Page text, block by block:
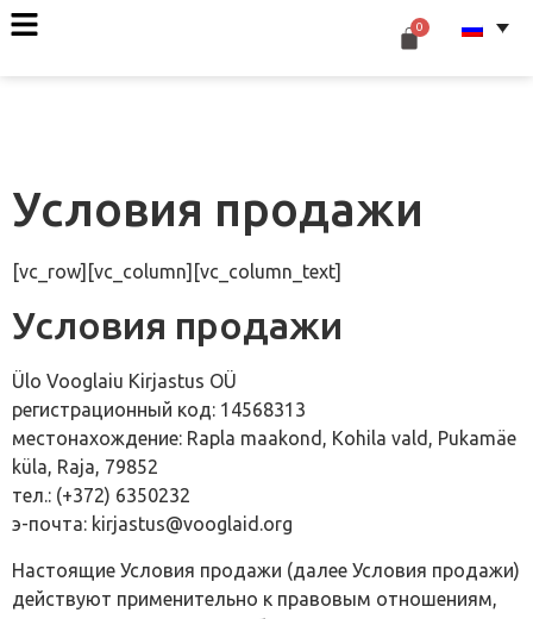
Условия продажи
[vc_row][vc_column][vc_column_text]
Условия продажи
Ülo Vooglaiu Kirjastus OÜ
регистрационный код: 14568313
местонахождение: Rapla maakond, Kohila vald, Pukamäe
küla, Raja, 79852
тел.: (+372) 6350232
э-почта: kirjastus@vooglaid.org
Настоящие Условия продажи (далее Условия продажи)
действуют применительно к правовым отношениям,